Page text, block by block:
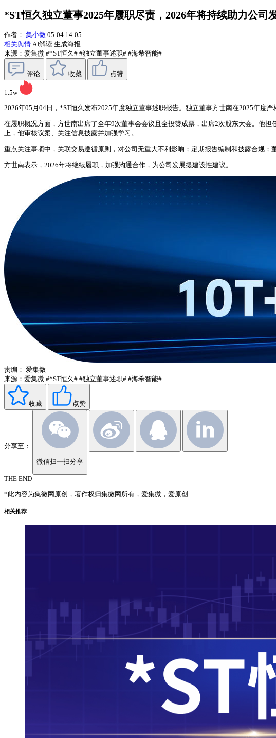
*ST恒久独立董事2025年履职尽责，2026年将持续助力公司
作者： 集小微 05-04 14:05
相关舆情 AI解读 生成海报
来源：爱集微 #*ST恒久# #独立董事述职# #海希智能#
评论 收藏 点赞
1.5w
2026年05月04日，*ST恒久发布2025年度独立董事述职报告。独立董事方世南在2025年度
在履职概况方面，方世南出席了全年9次董事会会议且全投赞成票，出席2次股东大会。他
上，他审核议案、关注信息披露并加强学习。
重点关注事项中，关联交易遵循原则，对公司无重大不利影响；定期报告编制和披露合规
方世南表示，2026年将继续履职，加强沟通合作，为公司发展提建设性建议。
责编： 爱集微
来源：爱集微 #*ST恒久# #独立董事述职# #海希智能#
收藏 点赞
分享至：
微信扫一扫分享
THE END
*此内容为集微网原创，著作权归集微网所有，爱集微，爱原创
相关推荐